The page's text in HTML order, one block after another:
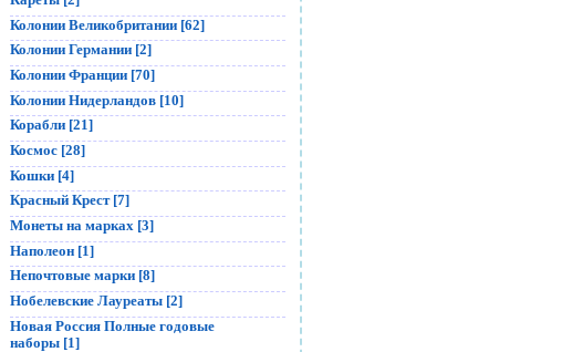
Колонии Великобритании [62]
Колонии Германии [2]
Колонии Франции [70]
Колонии Нидерландов [10]
Корабли [21]
Космос [28]
Кошки [4]
Красный Крест [7]
Монеты на марках [3]
Наполеон [1]
Непочтовые марки [8]
Нобелевские Лауреаты [2]
Новая Россия Полные годовые
наборы [1]